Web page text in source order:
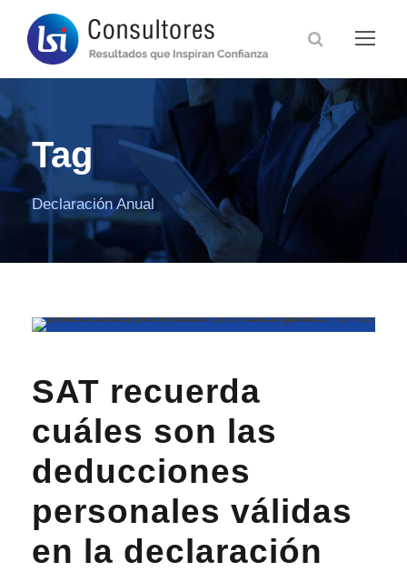
Tag
Declaración Anual
SAT recuerda
cuáles son las
deducciones
personales válidas
en la declaración